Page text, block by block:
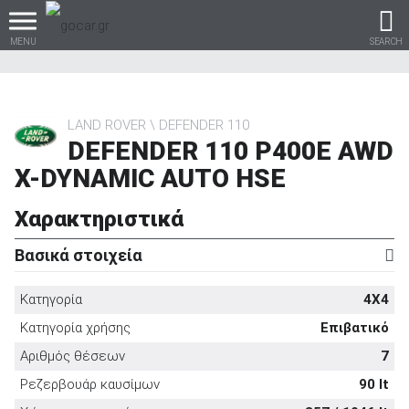
MENU SEARCH
Βρες τα πάντα για το
αυτοκίνητο!
Καινούρια
LAND ROVER DEFENDER 110
DEFENDER 110 P400E AWD
X-DYNAMIC AUTO HSE
Χαρακτηριστικά
Βασικά στοιχεία
Κατηγορία
4X4
Κατηγορία χρήσης
Επιβατικό
Αριθμός θέσεων
7
Ρεζερβουάρ καυσίμων
90 lt